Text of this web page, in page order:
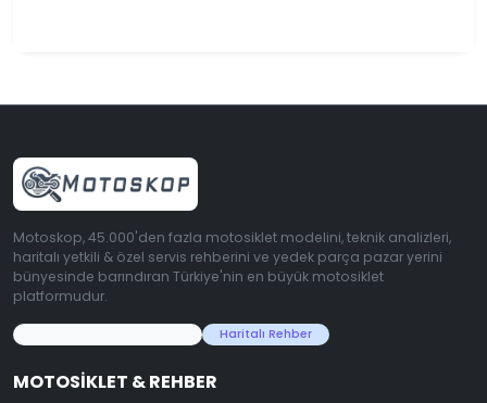
Motoskop, 45.000'den fazla motosiklet modelini, teknik analizleri,
haritalı yetkili & özel servis rehberini ve yedek parça pazar yerini
bünyesinde barındıran Türkiye'nin en büyük motosiklet
platformudur.
Haritalı Rehber
MOTOSIKLET & REHBER